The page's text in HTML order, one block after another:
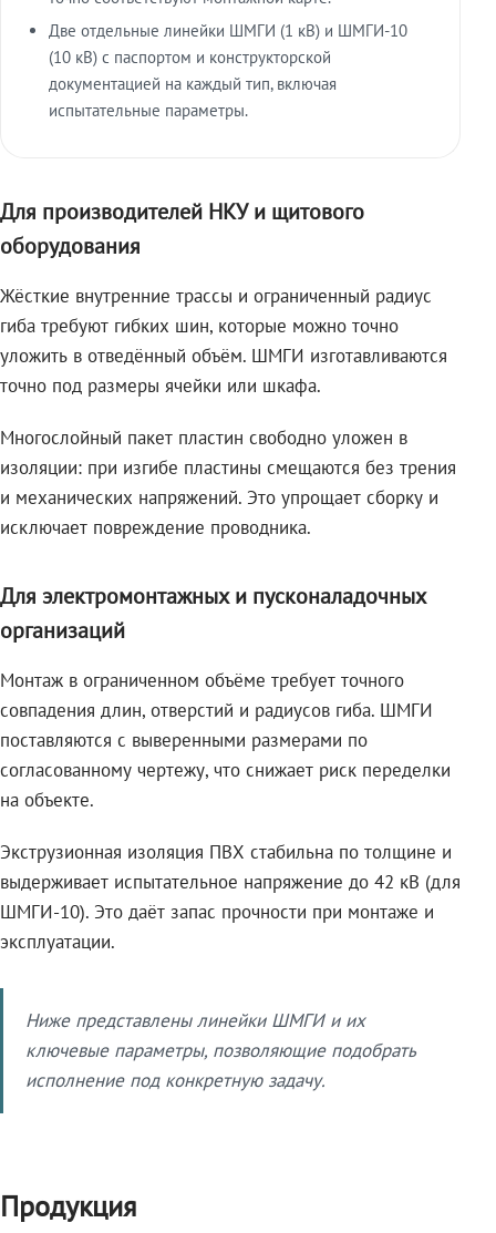
Две отдельные линейки ШМГИ (1 кВ) и ШМГИ-10
(10 кВ) с паспортом и конструкторской
документацией на каждый тип, включая
испытательные параметры.
Для производителей НКУ и щитового
оборудования
Жёсткие внутренние трассы и ограниченный радиус
гиба требуют гибких шин, которые можно точно
уложить в отведённый объём. ШМГИ изготавливаются
точно под размеры ячейки или шкафа.
Многослойный пакет пластин свободно уложен в
изоляции: при изгибе пластины смещаются без трения
и механических напряжений. Это упрощает сборку и
исключает повреждение проводника.
Для электромонтажных и пусконаладочных
организаций
Монтаж в ограниченном объёме требует точного
совпадения длин, отверстий и радиусов гиба. ШМГИ
поставляются с выверенными размерами по
согласованному чертежу, что снижает риск переделки
на объекте.
Экструзионная изоляция ПВХ стабильна по толщине и
выдерживает испытательное напряжение до 42 кВ (для
ШМГИ-10). Это даёт запас прочности при монтаже и
эксплуатации.
Ниже представлены линейки ШМГИ и их
ключевые параметры, позволяющие подобрать
исполнение под конкретную задачу.
Продукция